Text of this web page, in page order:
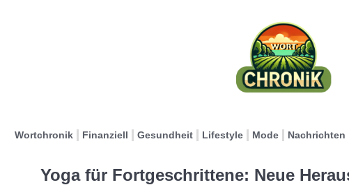
Wortchronik Finanziell Gesundheit Lifestyle Mode Nachrichten
Yoga für Fortgeschrittene: Neue